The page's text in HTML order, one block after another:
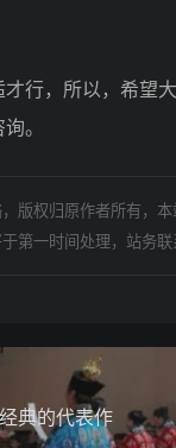
，所以，希望
。
版权归原作者所有，
第一时间处理，站务联
典的代表作